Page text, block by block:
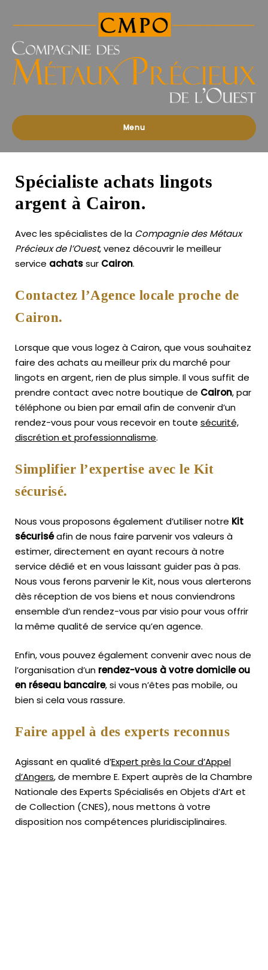
des
Précieux
l'Ouest
Menu
Spécialiste achats lingots
argent à Cairon.
Avec les spécialistes de la Compagnie des Métaux
Précieux de l’Ouest, venez découvrir le meilleur
service achatssur Cairon.
Contactez l’Agence locale proche de
Cairon.
Lorsque que vous logez à Cairon, que vous souhaitez
faire des achats au meilleur prix du marché pour
lingots en argent, rien de plus simple. Il vous suffit de
prendre contact avec notre boutique de Cairon, par
téléphone ou bien par email afin de convenir d’un
rendez-vous pour vous recevoir en toute sécurité,
discrétion et professionnalisme.
Simplifier l’expertise avec le Kit
sécurisé.
Nous vous proposons également d’utiliser notre Kit
sécuriséafin de nous faire parvenir vos valeurs à
estimer, directement en ayant recours à notre
service dédié et en vous laissant guider pas à pas.
Nous vous ferons parvenir le Kit, nous vous alerterons
dès réception de vos biens et nous conviendrons
ensemble d’un rendez-vous par visio pour vous offrir
la même qualité de service qu’en agence.
Enfin, vous pouvez également convenir avec nous de
l’organisation d’un rendez-vous à votre domicile ou
en réseau bancaire, si vous n’êtes pas mobile, ou
bien si cela vous rassure.
Faire appel à des experts reconnus
Agissant en qualité d’Expert près la Cour d’Appel
d’Angers, de membre E. Expert auprès de laChambre
Nationale des Experts Spécialisés en Objets d’Art et
de Collection (CNES),nous mettons à votre
disposition nos compétences pluridisciplinaires.